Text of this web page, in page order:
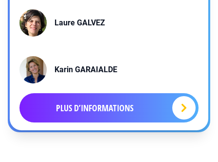
Laure GALVEZ
Karin GARAIALDE
PLUS D’INFORMATIONS